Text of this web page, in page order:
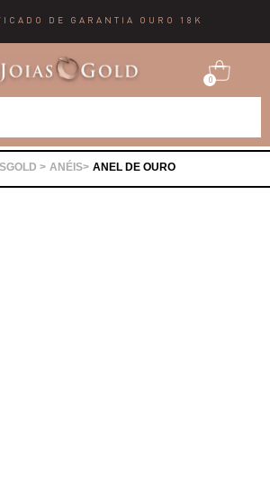
DE GARANTIA OURO 18K
0
ANÉIS ANEL DE OURO